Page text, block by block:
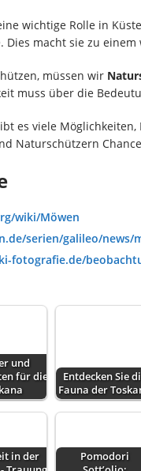
wichtige Rolle in
Dies macht sie zu
müssen wir
muss über die
es viele
Naturschützern
wiki/Möwen
serien/galileo/news/
fotografie.de/
und
für die
Entdecken Sie
Fauna der
in der
Pomodori